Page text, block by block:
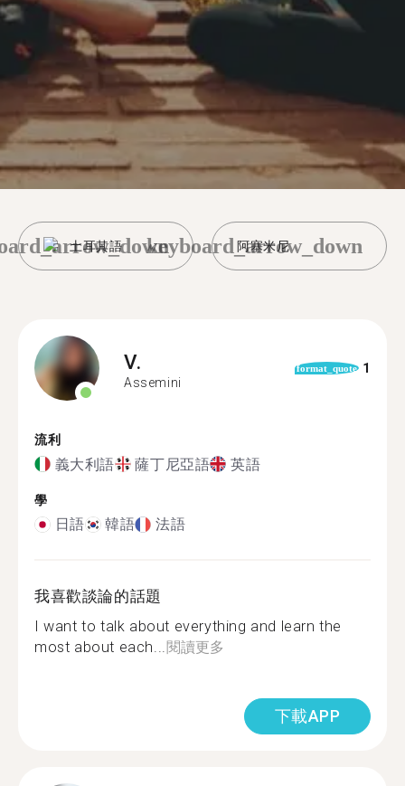
土耳其語 阿塞米尼
keyboard_arrow_down
V.
Assemini
format_quote 1
流利
義大利語 薩丁尼亞語 英語
學
日語 韓語 法語
我喜歡談論的話題
I want to talk about everything and learn the
most about each...閱讀更多
下載APP